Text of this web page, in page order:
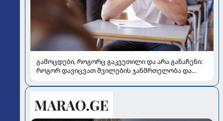
გამოცდები, როგორც გაკვეთილი და არა განაჩენი:
როგორ დავიცვათ შვილების ჯანმრთელობა და